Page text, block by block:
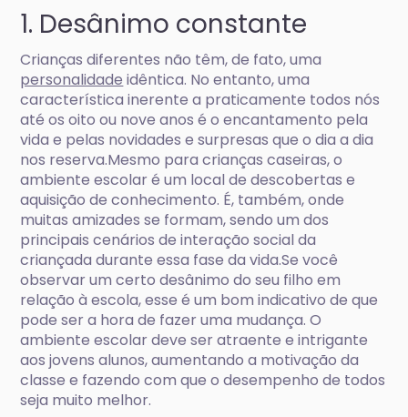
1. Desânimo constante
Crianças diferentes não têm, de fato, uma
personalidade idêntica. No entanto, uma
característica inerente a praticamente todos nós
até os oito ou nove anos é o encantamento pela
vida e pelas novidades e surpresas que o dia a dia
nos reserva.Mesmo para crianças caseiras, o
ambiente escolar é um local de descobertas e
aquisição de conhecimento. É, também, onde
muitas amizades se formam, sendo um dos
principais cenários de interação social da
criançada durante essa fase da vida.Se você
observar um certo desânimo do seu filho em
relação à escola, esse é um bom indicativo de que
pode ser a hora de fazer uma mudança. O
ambiente escolar deve ser atraente e intrigante
aos jovens alunos, aumentando a motivação da
classe e fazendo com que o desempenho de todos
seja muito melhor.